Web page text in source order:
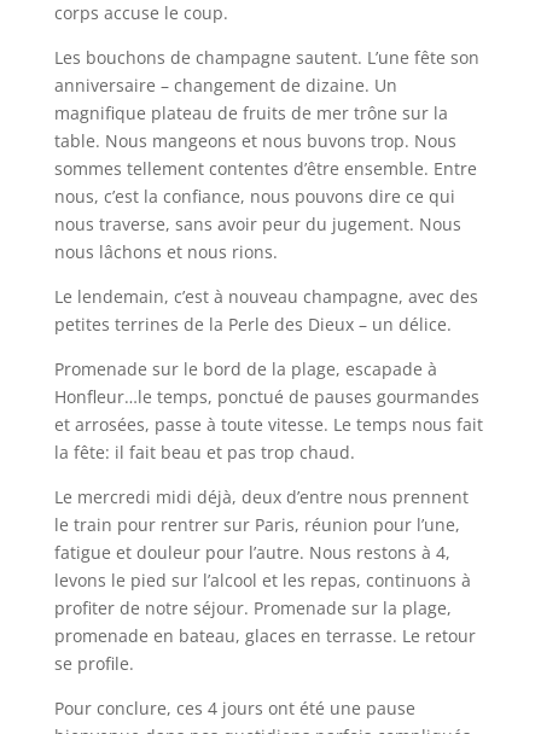
corps accuse le coup.
Les bouchons de champagne sautent. L’une fête son
anniversaire – changement de dizaine. Un
magnifique plateau de fruits de mer trône sur la
table. Nous mangeons et nous buvons trop. Nous
sommes tellement contentes d’être ensemble. Entre
nous, c’est la confiance, nous pouvons dire ce qui
nous traverse, sans avoir peur du jugement. Nous
nous lâchons et nous rions.
Le lendemain, c’est à nouveau champagne, avec des
petites terrines de la Perle des Dieux – un délice.
Promenade sur le bord de la plage, escapade à
Honfleur…le temps, ponctué de pauses gourmandes
et arrosées, passe à toute vitesse. Le temps nous fait
la fête: il fait beau et pas trop chaud.
Le mercredi midi déjà, deux d’entre nous prennent
le train pour rentrer sur Paris, réunion pour l’une,
fatigue et douleur pour l’autre. Nous restons à 4,
levons le pied sur l’alcool et les repas, continuons à
profiter de notre séjour. Promenade sur la plage,
promenade en bateau, glaces en terrasse. Le retour
se profile.
Pour conclure, ces 4 jours ont été une pause